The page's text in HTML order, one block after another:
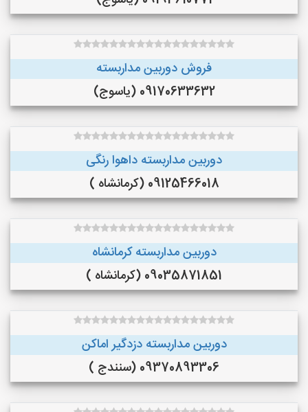
فروش دوربین مداربسته
09170633632 (یاسوج)
دوربین مداربسته داهوا رنگی
09125466018 (کرمانشاه )
دوربین مداربسته کرمانشاه
09035871851 (کرمانشاه )
دوربین مداربسته دزدگیر اماکن
09370893306 (سنندج )